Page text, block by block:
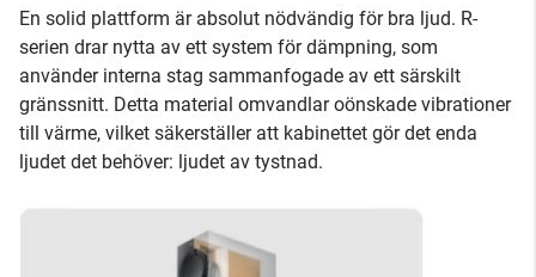
En solid plattform är absolut nödvändig för bra ljud. R-
serien drar nytta av ett system för dämpning, som
använder interna stag sammanfogade av ett särskilt
gränssnitt. Detta material omvandlar oönskade vibrationer
till värme, vilket säkerställer att kabinettet gör det enda
ljudet det behöver: ljudet av tystnad.